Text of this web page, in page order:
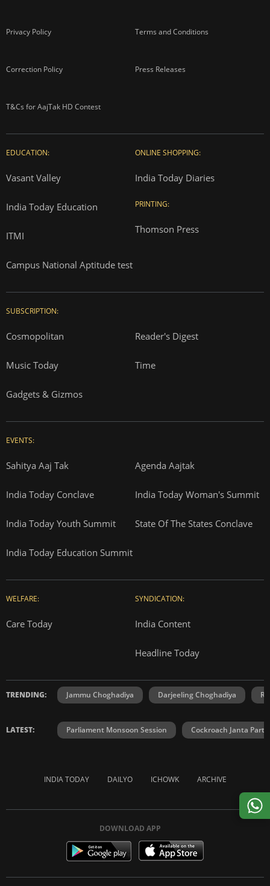
Privacy Policy Terms and Conditions
Correction Policy Press Releases
T&Cs for AajTak HD Contest
EDUCATION:
Vasant Valley
India Today Education
ITMI
Campus National Aptitude test
ONLINE SHOPPING:
India Today Diaries
PRINTING:
Thomson Press
SUBSCRIPTION:
Cosmopolitan Reader's Digest
Music Today Time
Gadgets & Gizmos
EVENTS:
Sahitya Aaj Tak Agenda Aajtak
India Today Conclave India Today Woman's Summit
India Today Youth Summit State Of The States Conclave
India Today Education Summit
WELFARE:
Care Today
SYNDICATION:
India Content
Headline Today
TRENDING: Jammu Choghadiya Darjeeling Choghadiya
LATEST: Parliament Monsoon Session Cockroach Janta
INDIA TODAY DAILYO ICHOWK ARCHIVE
DOWNLOAD APP